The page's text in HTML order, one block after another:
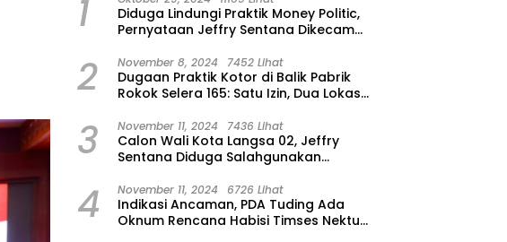
1
Diduga Lindungi Praktik Money Politic,
Pernyataan Jeffry Sentana Dikecam
2 November 8, 2024 7452 Lihat
Dugaan Praktik Kotor di Balik Pabrik
Rokok Selera 165: Satu Izin, Dua Lokasi
3 November 11, 2024 7436 Lihat
Calon Wali Kota Langsa 02, Jeffry
Sentana Diduga Salahgunakan
4 November 11, 2024 6726 Lihat
Indikasi Ancaman, PDA Tuding Ada
Oknum Rencana Habisi Timses Nektu-